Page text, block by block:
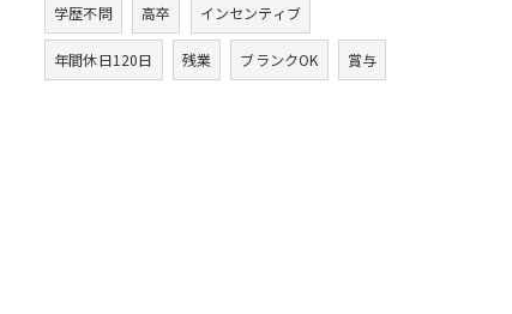
学歴不問 高卒 インセンティブ
年間休日120日 残業 ブランクOK 賞与